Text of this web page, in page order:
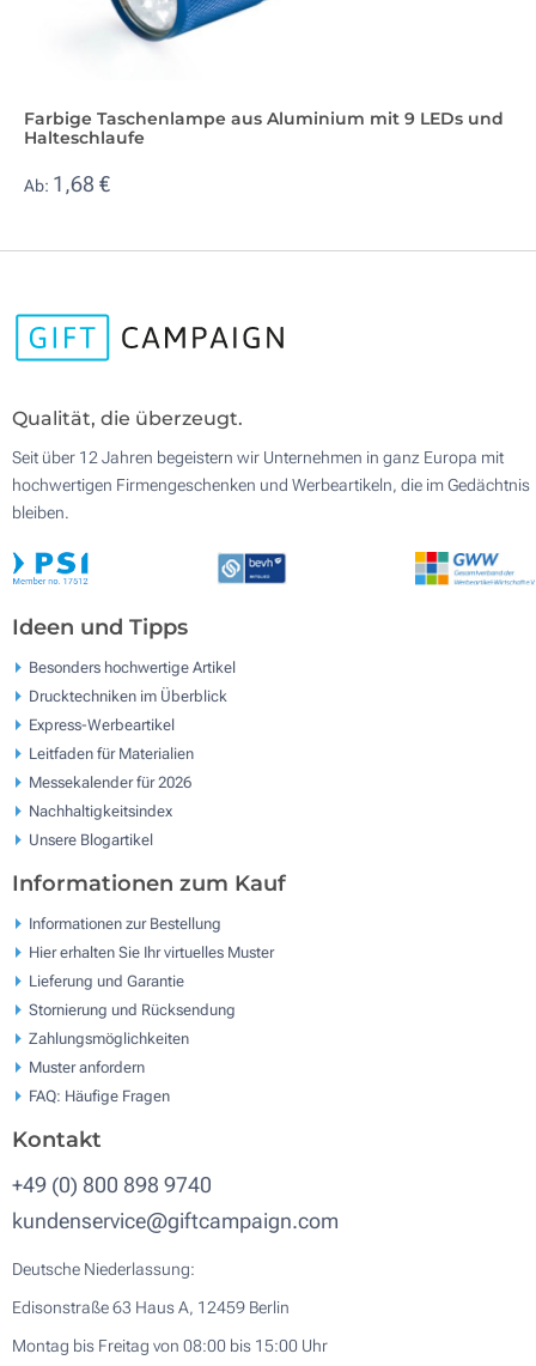
Farbige Taschenlampe aus Aluminium mit 9 LEDs und
Halteschlaufe
Ab: 1,68 €
Qualität, die überzeugt.
Seit über 12 Jahren begeistern wir Unternehmen in ganz Europa mit
hochwertigen Firmengeschenken und Werbeartikeln, die im Gedächtnis
bleiben.
Ideen und Tipps
Besonders hochwertige Artikel
Drucktechniken im Überblick
Express-Werbeartikel
Leitfaden für Materialien
Messekalender für 2026
Nachhaltigkeitsindex
Unsere Blogartikel
Informationen zum Kauf
Informationen zur Bestellung
Hier erhalten Sie Ihr virtuelles Muster
Lieferung und Garantie
Stornierung und Rücksendung
Zahlungsmöglichkeiten
Muster anfordern
FAQ: Häufige Fragen
Kontakt
+49 (0) 800 898 9740
kundenservice@giftcampaign.com
Deutsche Niederlassung:
Edisonstraße 63 Haus A, 12459 Berlin
Montag bis Freitag von 08:00 bis 15:00 Uhr